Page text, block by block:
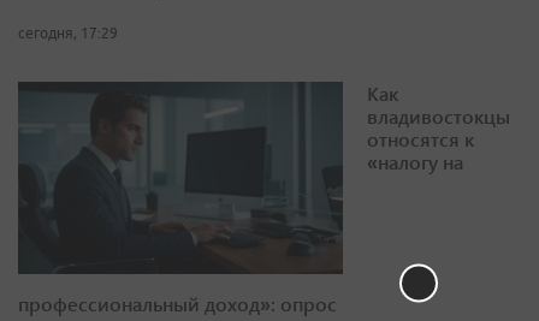
сегодня, 17:29
Как
владивостокцы
относятся к
«налогу на
профессиональный доход»: опрос